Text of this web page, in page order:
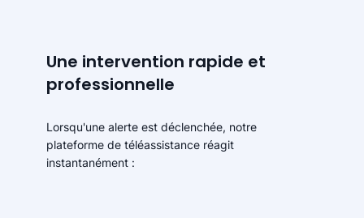
Une intervention rapide et
professionnelle
Lorsqu'une alerte est déclenchée, notre
plateforme de téléassistance réagit
instantanément :